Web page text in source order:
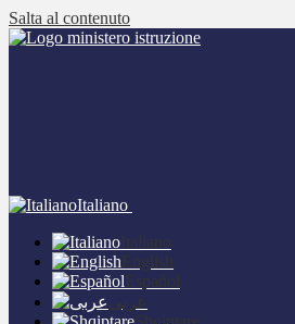
Salta al contenuto
Italiano
Italiano
English
Español
عربى